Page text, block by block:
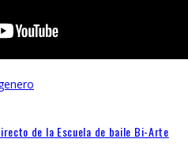
de la Escuela de baile Bi-Arte